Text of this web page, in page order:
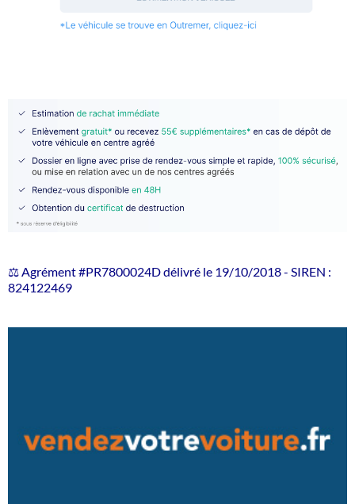
⚖️ Agrément #PR7800024D délivré le 19/10/2018 - SIREN :
824122469